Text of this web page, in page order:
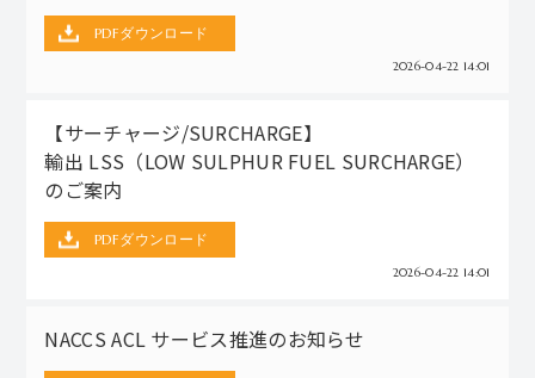
PDFダウンロード
2026-04-22 14:01
【サーチャージ/SURCHARGE】
輸出 LSS（LOW SULPHUR FUEL SURCHARGE）
のご案内
PDFダウンロード
2026-04-22 14:01
NACCS ACL サービス推進のお知らせ